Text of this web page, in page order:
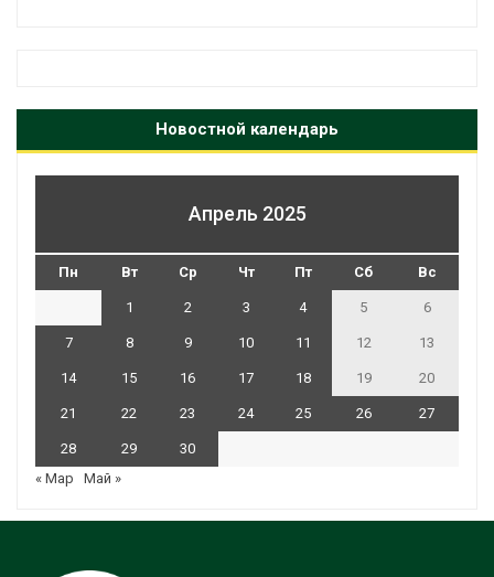
Новостной календарь
Апрель 2025
Пн Вт Ср Чт Пт Сб Вс
1 2 3 4 5 6
7 8 9 10 11 12 13
14 15 16 17 18 19 20
21 22 23 24 25 26 27
28 29
30
« Мар
Май »